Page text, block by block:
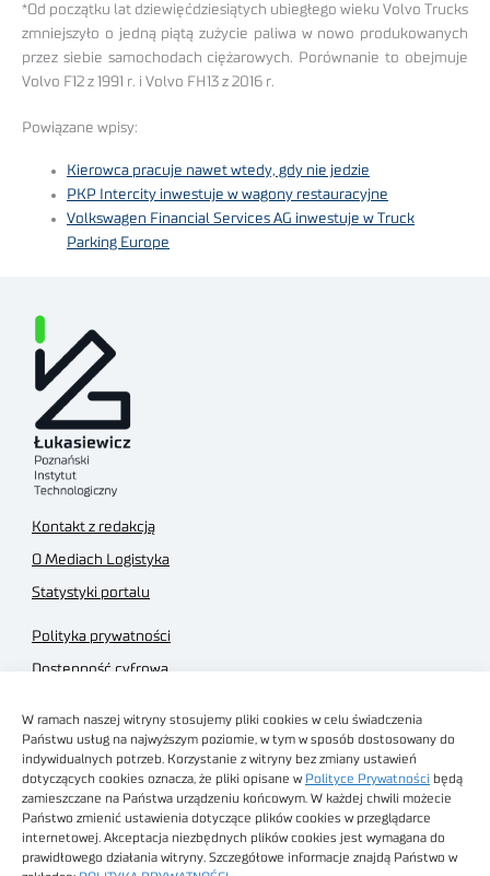
W ramach naszej witryny stosujemy pliki cookies w celu świadczenia
Państwu usług na najwyższym poziomie, w tym w sposób dostosowany do
indywidualnych potrzeb. Korzystanie z witryny bez zmiany ustawień
dotyczących cookies oznacza, że pliki opisane w Polityce Prywatności będą
zamieszczane na Państwa urządzeniu końcowym. W każdej chwili możecie
Państwo zmienić ustawienia dotyczące plików cookies w przeglądarce
internetowej. Akceptacja niezbędnych plików cookies jest wymagana do
prawidłowego działania witryny. Szczegółowe informacje znajdą Państwo w
*Od początku lat dziewięćdziesiątych ubiegłego wieku Volvo Trucks
zmniejszyło o jedną piątą zużycie paliwa w nowo produkowanych
przez siebie samochodach ciężarowych. Porównanie to obejmuje
Volvo F12 z 1991 r. i Volvo FH13 z 2016 r.
Powiązane wpisy:
Kierowca pracuje nawet wtedy, gdy nie jedzie
PKP Intercity inwestuje w wagony restauracyjne
Volkswagen Financial Services AG inwestuje w Truck
Parking Europe
Kontakt z redakcją
O Mediach Logistyka
Statystyki portalu
Polityka prywatności
Dostępność cyfrowa
Regulamin sklepu
Obrazy stockowe